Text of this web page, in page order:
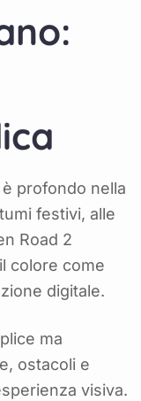
profondo nella
festivi, alle
Road 2
colore come
digitale.
ma
ostacoli e
visiva.